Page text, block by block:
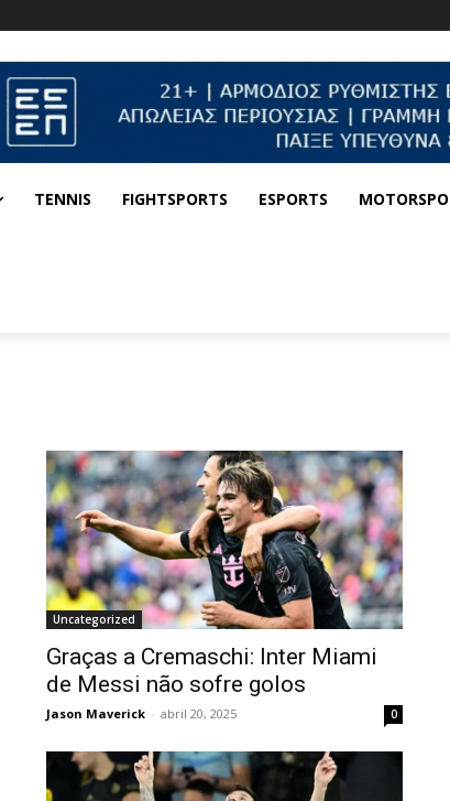
TENNIS FIGHTSPORTS ESPORTS
Uncategorized
Graças a Cremaschi: Inter Miami
de Messi não sofre golos
Jason Maverick - abril 20, 2025 0